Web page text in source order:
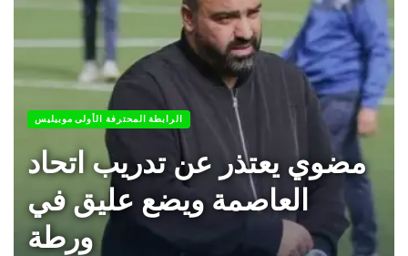
الرابطة المحترفة الأولى موبيليس
مضوي يعتذر عن تدريب اتحاد
العاصمة ويضع عليق في
ورطة